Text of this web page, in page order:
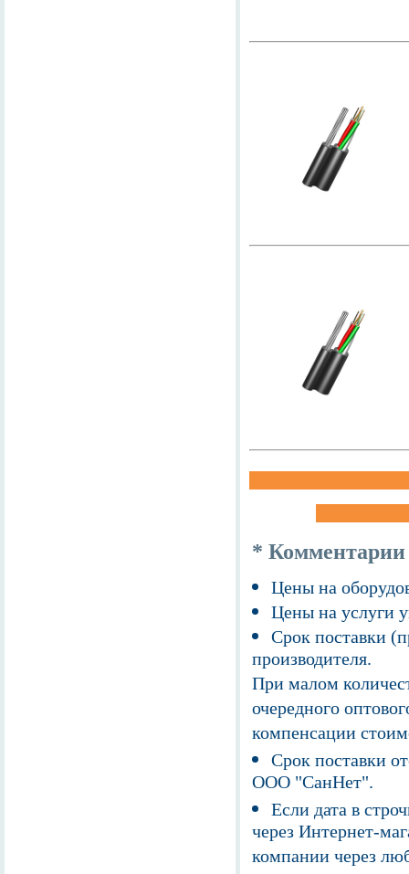
* Комментарии
Цены на
Цены на услуги
Срок поставки
производителя.
При малом
очередного
компенсации
Срок поставки
ООО "СанНет".
Если дата в
через Интернет-
компании через